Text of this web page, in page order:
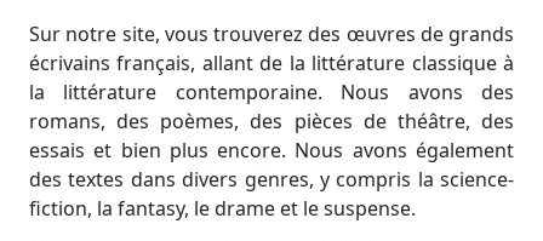
Sur notre site, vous trouverez des œuvres de grands
écrivains français, allant de la littérature classique à
la littérature contemporaine. Nous avons des
romans, des poèmes, des pièces de théâtre, des
essais et bien plus encore. Nous avons également
des textes dans divers genres, y compris la science-
fiction, la fantasy, le drame et le suspense.